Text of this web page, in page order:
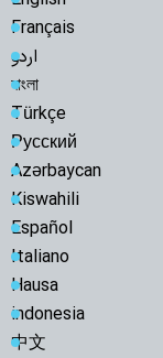
Français
اردو
বাংলা
Türkçe
Русский
Azərbaycan
Kiswahili
Español
Italiano
Hausa
indonesia
中文